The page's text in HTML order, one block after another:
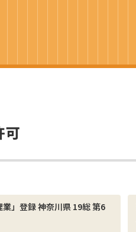
可
」登録 神奈川県 19総 第6